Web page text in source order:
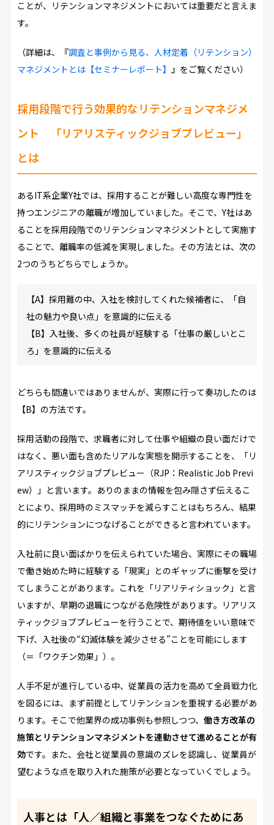
ことが、リテンションマネジメントにおいては重要だと言えま
す。
（詳細は、『調査と事例から見る、人材定着（リテンション）
マネジメントとは【セミナーレポート】 』をご覧ください）
採用段階で行う効果的なリテンションマネジメ
ント 「リアリスティックジョブプレビュー」
とは
あるIT系企業Y社では、採用することが難しい高度な専門性を
持つエンジニアの離職が増加していました。そこで、Y社はあ
ることを採用段階でのリテンションマネジメントとして実施す
ることで、離職率の低減を実現しました。その方法とは、次の
2つのうちどちらでしょうか。
【A】採用難の中、入社を検討してくれた候補者に、「自
社の魅力や良い点」を意識的に伝える
【B】入社後、多くの社員が経験する「仕事の厳しいとこ
ろ」を意識的に伝える
どちらも間違いではありませんが、実際に行って奏功したのは
【B】の方法です。
採用活動の段階で、求職者に対して仕事や組織の良い面だけで
はなく、悪い面も含めたリアルな実態を開示することを、「リ
アリスティックジョブプレビュー（RJP：Realistic Job Previ
ew）」と言います。ありのままの情報を包み隠さず伝えるこ
とにより、採用時のミスマッチを減らすことはもちろん、結果
的にリテンションにつなげることができると言われています。
入社前に良い面ばかりを伝えられていた場合、実際にその職場
で働き始めた時に経験する「現実」とのギャップに衝撃を受け
てしまうことがあります。これを「リアリティショック」と言
いますが、早期の退職につながる危険性があります。リアリス
ティックジョブプレビューを行うことで、期待値をいい意味で
下げ、入社後の“幻滅体験を減少させる”ことを可能にします
（＝「ワクチン効果」）。
人手不足が進行している中、従業員の活力を高めて全員戦力化
を図るには、まず前提としてリテンションを重視する必要があ
ります。そこで他業界の成功事例も参照しつつ、 働き方改革の
施策とリテンションマネジメントを連動させて進めることが有
効です。また、会社と従業員の意識のズレを認識し、従業員が
望むような点を取り入れた施策が必要となっていくでしょう。
人事とは「人／組織と事業をつなぐためにあ